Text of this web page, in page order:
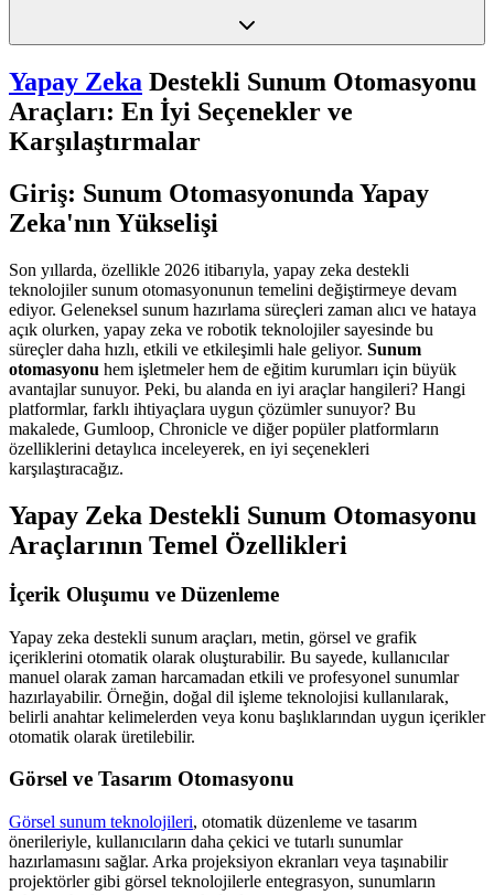
Yapay Zeka Destekli Sunum Otomasyonu
Araçları: En İyi Seçenekler ve
Karşılaştırmalar
Giriş: Sunum Otomasyonunda Yapay
Zeka'nın Yükselişi
Son yıllarda, özellikle 2026 itibarıyla, yapay zeka destekli
teknolojiler sunum otomasyonunun temelini değiştirmeye devam
ediyor. Geleneksel sunum hazırlama süreçleri zaman alıcı ve hataya
açık olurken, yapay zeka ve robotik teknolojiler sayesinde bu
süreçler daha hızlı, etkili ve etkileşimli hale geliyor. Sunum
otomasyonu hem işletmeler hem de eğitim kurumları için büyük
avantajlar sunuyor. Peki, bu alanda en iyi araçlar hangileri? Hangi
platformlar, farklı ihtiyaçlara uygun çözümler sunuyor? Bu
makalede, Gumloop, Chronicle ve diğer popüler platformların
özelliklerini detaylıca inceleyerek, en iyi seçenekleri
karşılaştıracağız.
Yapay Zeka Destekli Sunum Otomasyonu
Araçlarının Temel Özellikleri
İçerik Oluşumu ve Düzenleme
Yapay zeka destekli sunum araçları, metin, görsel ve grafik
içeriklerini otomatik olarak oluşturabilir. Bu sayede, kullanıcılar
manuel olarak zaman harcamadan etkili ve profesyonel sunumlar
hazırlayabilir. Örneğin, doğal dil işleme teknolojisi kullanılarak,
belirli anahtar kelimelerden veya konu başlıklarından uygun içerikler
otomatik olarak üretilebilir.
Görsel ve Tasarım Otomasyonu
Görsel sunum teknolojileri, otomatik düzenleme ve tasarım
önerileriyle, kullanıcıların daha çekici ve tutarlı sunumlar
hazırlamasını sağlar. Arka projeksiyon ekranları veya taşınabilir
projektörler gibi görsel teknolojilerle entegrasyon, sunumların